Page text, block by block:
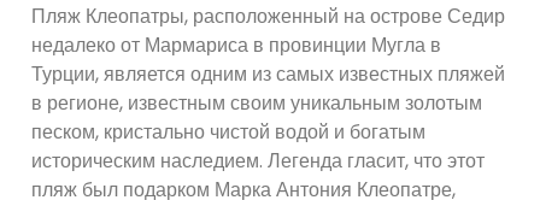
Пляж Клеопатры, расположенный на острове Седир
недалеко от Мармариса в провинции Мугла в
Турции, является одним из самых известных пляжей
в регионе, известным своим уникальным золотым
песком, кристально чистой водой и богатым
историческим наследием. Легенда гласит, что этот
пляж был подарком Марка Антония Клеопатре,